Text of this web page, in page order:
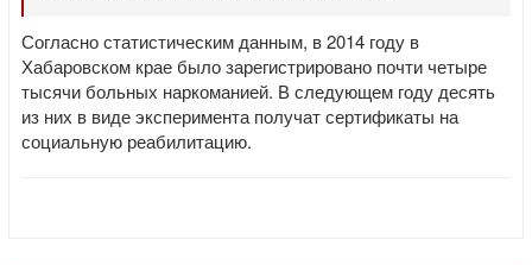
Согласно статистическим данным, в 2014 году в
Хабаровском крае было зарегистрировано почти четыре
тысячи больных наркоманией. В следующем году десять
из них в виде эксперимента получат сертификаты на
социальную реабилитацию.